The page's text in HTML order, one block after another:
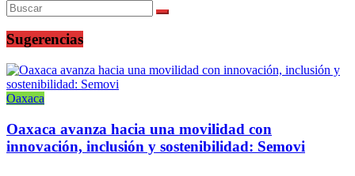
Sugerencias
Oaxaca
Oaxaca avanza hacia una movilidad con
innovación, inclusión y sostenibilidad: Semovi